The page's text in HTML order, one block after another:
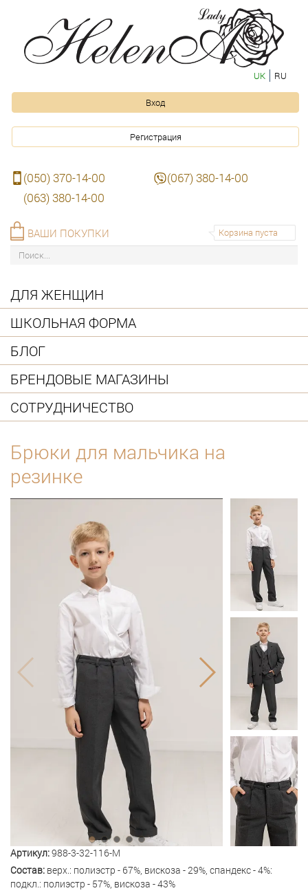
UK RU
Вход
Регистрация
(050) 370-14-00
(067) 380-14-00
(063) 380-14-00
Корзина пуста
ВАШИ ПОКУПКИ
ДЛЯ ЖЕНЩИН
ШКОЛЬНАЯ ФОРМА
БЛОГ
БРЕНДОВЫЕ МАГАЗИНЫ
СОТРУДНИЧЕСТВО
Брюки для мальчика на
резинке
Артикул:988-3-32-116-M
Состав: верх.: полиэстр - 67%, вискоза - 29%, спандекс - 4%:
подкл.: полиэстр - 57%, вискоза - 43%